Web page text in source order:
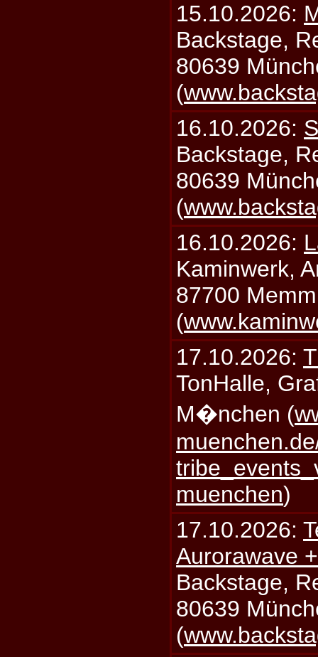
15.10.2026:
Backstage,
80639
(
16.10.2026:
Backstage,
80639
(
16.10.2026:
Kaminwerk,
87700
(
17.10.2026:
TonHalle,
M�nchen (
muenchen)
17.10.2026:
Aurorawave
Backstage,
80639
(